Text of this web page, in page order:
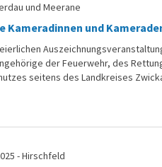
und Meerane
Kameradinnen und
der Feuerwehr, des
seitens des Landkreises
- Hirschfeld